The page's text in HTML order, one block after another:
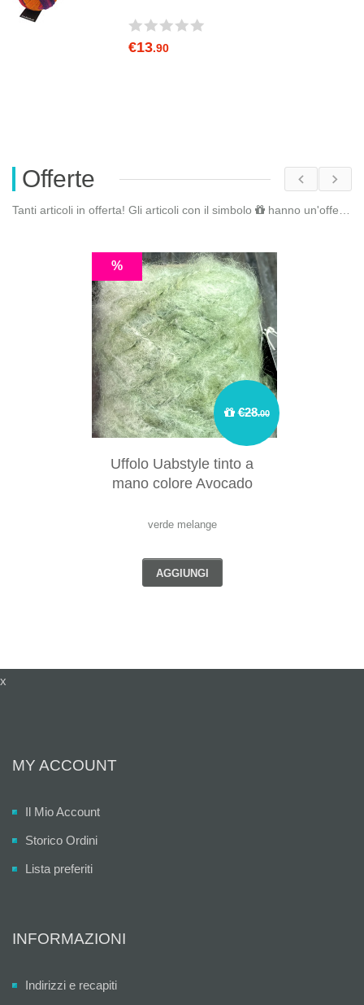
€13.90
Offerte
Tanti articoli in offerta! Gli articoli con il simbolo hanno un'offerta riservata. Fai il
€28.00
%
Uffolo Uabstyle tinto a
mano colore Avocado
verde melange
AGGIUNGI
x
MY ACCOUNT
Il Mio Account
Storico Ordini
Lista preferiti
INFORMAZIONI
Indirizzi e recapiti